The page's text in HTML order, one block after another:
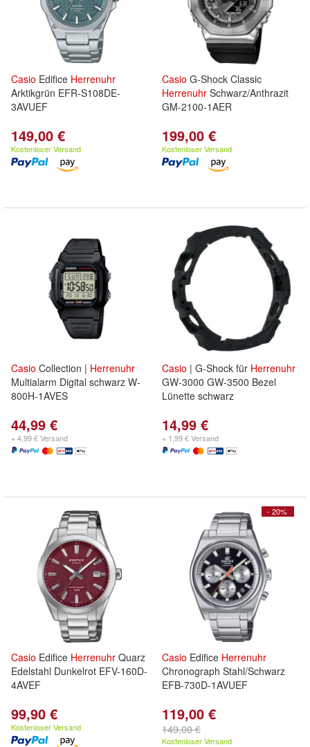
Casio Edifice Herrenuhr
Arktikgrün EFR-S108DE-
3AVUEF
149,00 €
Kostenloser Versand
Casio G-Shock Classic
Herrenuhr Schwarz/Anthrazit
GM-2100-1AER
199,00 €
Kostenloser Versand
Casio Collection | Herrenuhr
Multialarm Digital schwarz W-
800H-1AVES
44,99 €
+ 4,99 € Versand
Casio | G-Shock für Herrenuhr
GW-3000 GW-3500 Bezel
Lünette schwarz
14,99 €
+ 1,99 € Versand
Casio Edifice Herrenuhr Quarz
Edelstahl Dunkelrot EFV-160D-
4AVEF
99,90 €
Kostenloser Versand
- 20%
Casio Edifice Herrenuhr
Chronograph Stahl/Schwarz
EFB-730D-1AVUEF
119,00 €
149,00 €
Kostenloser Versand